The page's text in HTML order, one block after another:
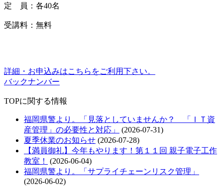
定 員：各40名
受講料：無料
詳細・お申込みはこちらをご利用下さい。
バックナンバー
TOPに関する情報
福岡県警より。「見落としていませんか？ 「ＩＴ資
産管理」の必要性と対応」
(2026-07-31)
夏季休業のお知らせ (2026-07-28)
【満員御礼】今年もやります！第１１回 親子電子工作
教室！
(2026-06-04)
福岡県警より。「サプライチェーンリスク管理」
(2026-06-02)